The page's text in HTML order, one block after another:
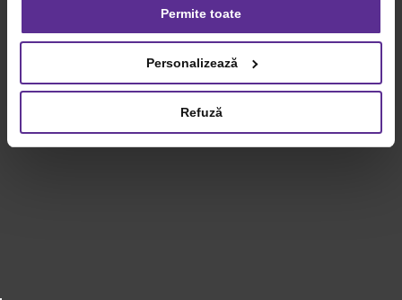
setările dvs. de cookie-uri.
privind utilizarea modulelor cookie.Detalii
Permite toate
Personalizează
Refuză